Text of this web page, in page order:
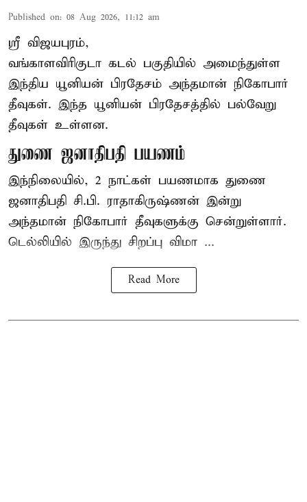
Published on: 08 Aug 2026, 11:12 am
ஸ்ரீ விஜயபுரம்,
வங்காளவிரிகுடா கடல் பகுதியில் அமைந்துள்ள
இந்திய யூனியன் பிரதேசம் அந்தமான் நிகோபார்
தீவுகள். இந்த யூனியன் பிரதேசத்தில் பல்வேறு
தீவுகள் உள்ளன.
துணை ஜனாதிபதி பயணம்
இந்நிலையில், 2 நாட்கள் பயணமாக துணை
ஜனாதிபதி சி.பி. ராதாகிருஷ்ணன் இன்று
அந்தமான் நிகோபார் தீவுகளுக்கு சென்றுள்ளார்.
டெல்லியில் இருந்து சிறப்பு விமா ...
Read More